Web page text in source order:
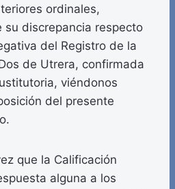
ordinales,
su discrepancia respecto
del Registro de la
de Utrera, confirmada
viéndonos
del presente
que la Calificación
alguna a los